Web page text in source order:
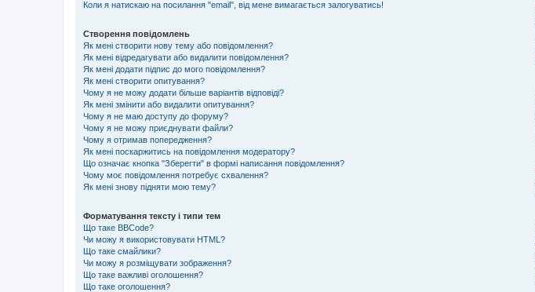
Коли я натискаю на посилання "email", від мене вимагається залогуватись!
Створення повідомлень
Як мені створити нову тему або повідомлення?
Як мені відредагувати або видалити повідомлення?
Як мені додати підпис до мого повідомлення?
Як мені створити опитування?
Чому я не можу додати більше варіантів відповіді?
Як мені змінити або видалити опитування?
Чому я не маю доступу до форуму?
Чому я не можу приєднувати файли?
Чому я отримав попередження?
Як мені поскаржитись на повідомлення модератору?
Що означає кнопка "Зберегти" в формі написання повідомлення?
Чому моє повідомлення потребує схвалення?
Як мені знову підняти мою тему?
Форматування тексту і типи тем
Що таке BBCode?
Чи можу я використовувати HTML?
Що таке смайлики?
Чи можу я розміщувати зображення?
Що таке важливі оголошення?
Що таке оголошення?